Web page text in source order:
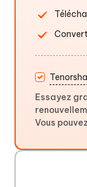
Essayez
Vous